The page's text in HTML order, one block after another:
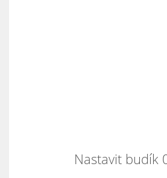
Nastavit budík